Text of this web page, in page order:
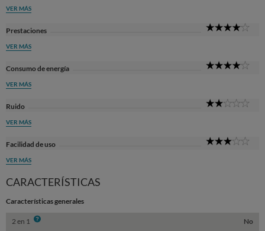
VER MÁS
Prestaciones
VER MÁS
Consumo de energía
VER MÁS
Ruido
VER MÁS
Facilidad de uso
VER MÁS
CARACTERÍSTICAS
Características generales
2 en 1 Info No